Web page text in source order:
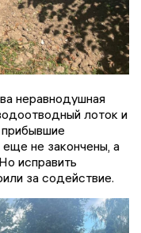
неравнодушная
лоток и
не закончены, а
исправить
за содействие.